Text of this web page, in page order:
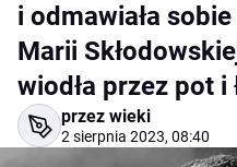
i odmawiała
Marii
wiodła przez pot i
przez wieki
2 sierpnia 2023, 08:40